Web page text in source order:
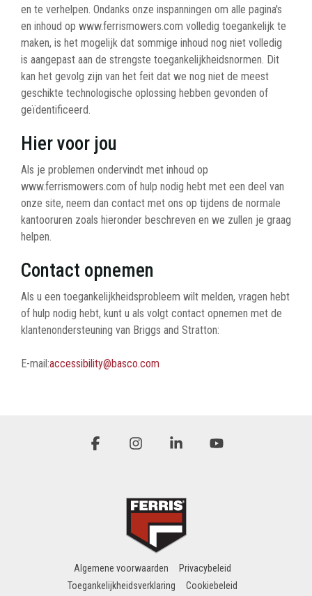
en te verhelpen. Ondanks onze inspanningen om alle pagina's
en inhoud op www.ferrismowers.com volledig toegankelijk te
maken, is het mogelijk dat sommige inhoud nog niet volledig
is aangepast aan de strengste toegankelijkheidsnormen. Dit
kan het gevolg zijn van het feit dat we nog niet de meest
geschikte technologische oplossing hebben gevonden of
geïdentificeerd.
Hier voor jou
Als je problemen ondervindt met inhoud op
www.ferrismowers.com of hulp nodig hebt met een deel van
onze site, neem dan contact met ons op tijdens de normale
kantooruren zoals hieronder beschreven en we zullen je graag
helpen.
Contact opnemen
Als u een toegankelijkheidsprobleem wilt melden, vragen hebt
of hulp nodig hebt, kunt u als volgt contact opnemen met de
klantenondersteuning van Briggs and Stratton:
E-mail:accessibility@basco.com
Algemene voorwaarden
Privacybeleid
Toegankelijkheidsverklaring
Cookiebeleid
FacebookInstagramLinkedin